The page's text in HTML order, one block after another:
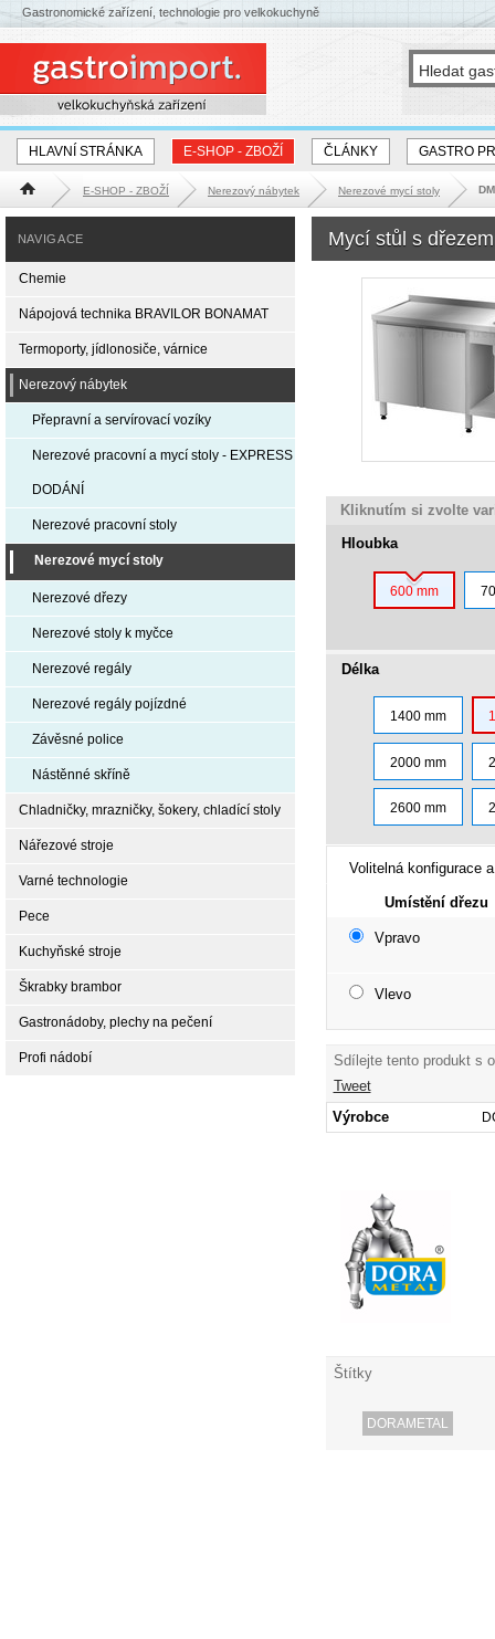
HLAVNÍ STRÁNKA E-SHOP - ZBOŽÍ ČLÁNKY GASTRO
Hlavní stránka E-SHOP - ZBOŽÍ Nerezový nábytek Nerezové mycí stoly
Mycí stůl s
Kliknutím si zvolte
Hloubka
600 mm
Délka
1400 mm
2000 mm
2600 mm
Volitelná konfigurace
Umístění dřezu
Vpravo
Vlevo
Sdílejte tento produkt s
Tweet
Výrobce
Štítky
DORAMETAL
NAVIGACE
Chemie
Nápojová technika BRAVILOR BONAMAT
Termoporty, jídlonosiče, várnice
Nerezový nábytek
Přepravní a servírovací vozíky
Nerezové pracovní a mycí stoly - EXPRESS
DODÁNÍ
Nerezové pracovní stoly
Nerezové mycí stoly
Nerezové dřezy
Nerezové stoly k myčce
Nerezové regály
Nerezové regály pojízdné
Závěsné police
Nástěnné skříně
Chladničky, mrazničky, šokery, chladící stoly
Nářezové stroje
Varné technologie
Pece
Kuchyňské stroje
Škrabky brambor
Gastronádoby, plechy na pečení
Profi nádobí
Gastronomické zařízení, technologie pro velkokuchyně